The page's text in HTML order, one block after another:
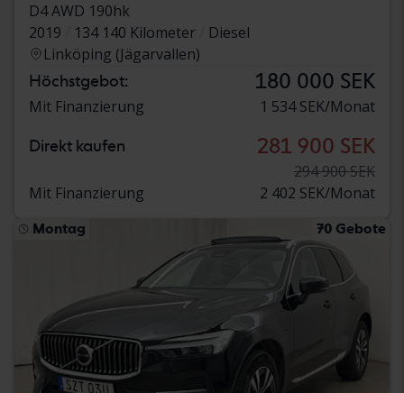
D4 AWD 190hk
2019
134 140 Kilometer
Diesel
Linköping (Jägarvallen)
Höchstgebot: 180 000 SEK
Mit Finanzierung 1 534 SEK/Monat
Direkt kaufen 281 900 SEK
294 900 SEK
Mit Finanzierung
2 402 SEK/Monat
Montag 70 Gebote